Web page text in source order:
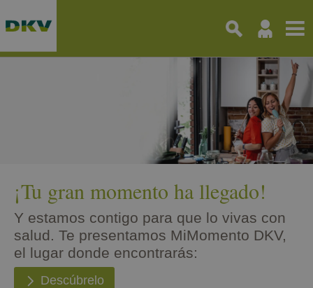
al
principal
¡Tu gran momento ha llegado!
Y estamos contigo para que lo vivas con
salud. Te presentamos MiMomento DKV,
el lugar donde encontrarás:
Descúbrelo